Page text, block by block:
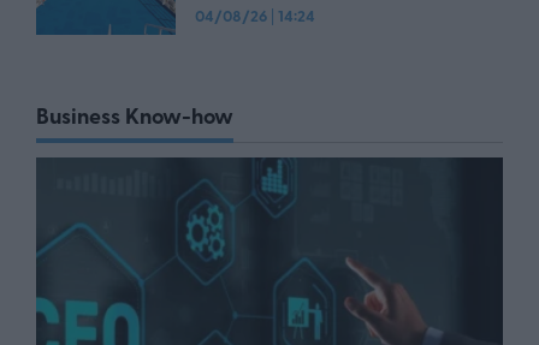
04/08/26 | 14:24
Business Know-how